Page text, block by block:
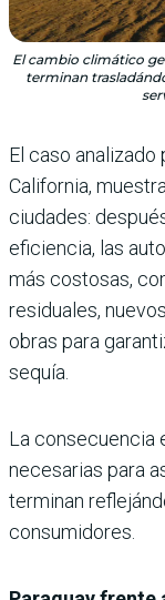
El cambio climático
terminan
El caso analizado
California,
ciudades:
eficiencia, las
más costosas,
residuales,
obras para
sequía.
La consecuencia
necesarias para
terminan
consumidores.